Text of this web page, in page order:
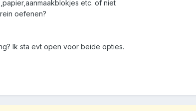
etc. of niet
oefenen?
Ik sta evt open voor beide opties.